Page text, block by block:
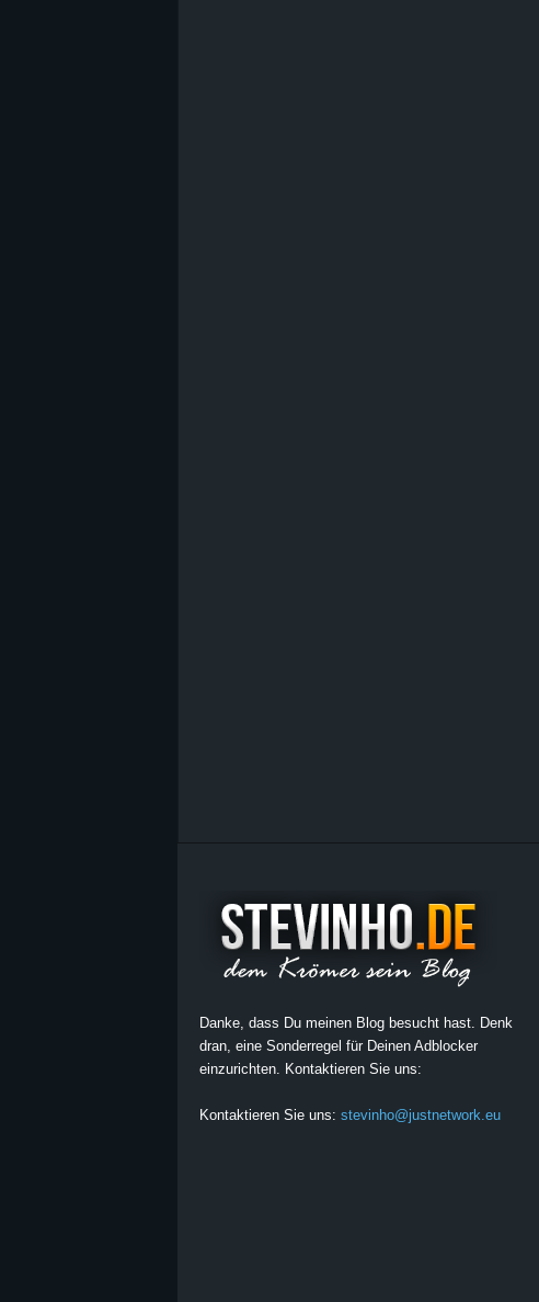
Danke, dass Du meinen Blog besucht hast. Denk
dran, eine Sonderregel für Deinen Adblocker
einzurichten. Kontaktieren Sie uns:
Kontaktieren Sie uns: stevinho@justnetwork.eu